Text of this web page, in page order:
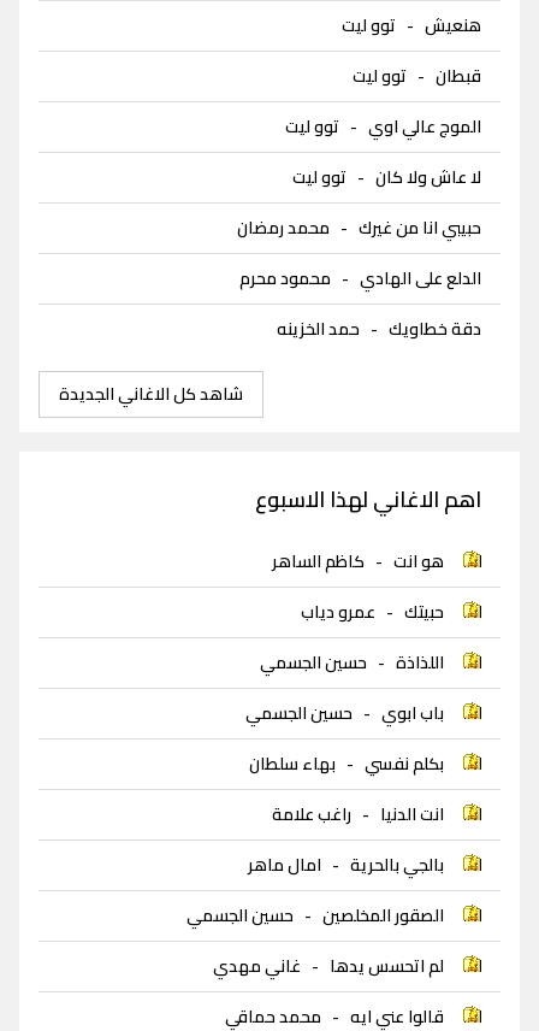
هنعيش - توو ليت
قبطان - توو ليت
الموج عالي اوي - توو ليت
لا عاش ولا كان - توو ليت
حبيبي انا من غيرك - محمد رمضان
الدلع على الهادي - محمود محرم
دقة خطاويك - حمد الخزينه
شاهد كل الاغاني الجديدة
اهم الاغاني لهذا الاسبوع
هو انت - كاظم الساهر
حبيتك - عمرو دياب
اللذاذة - حسين الجسمي
باب ابوي - حسين الجسمي
بكلم نفسي - بهاء سلطان
انت الدنيا - راغب علامة
بالجي بالحرية - امال ماهر
الصقور المخلصين - حسين الجسمي
لم اتحسس يدها - غاني مهدي
قالوا عني ايه - محمد حماقي